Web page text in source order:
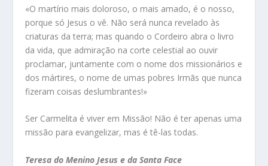
«O martírio mais doloroso, o mais amado, é o nosso,
porque só Jesus o vê. Não será nunca revelado às
criaturas da terra; mas quando o Cordeiro abra o livro
da vida, que admiração na corte celestial ao ouvir
proclamar, juntamente com o nome dos missionários e
dos mártires, o nome de umas pobres Irmãs que nunca
fizeram coisas deslumbrantes!»
Ser Carmelita é viver em Missão! Não é ter apenas uma
missão para evangelizar, mas é tê-las todas.
Teresa do Menino Jesus e da Santa Face